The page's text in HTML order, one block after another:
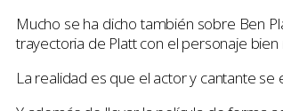
Mucho se ha dicho también sobre Ben
trayectoria de Platt con el personaje
La realidad es que el actor y cantante